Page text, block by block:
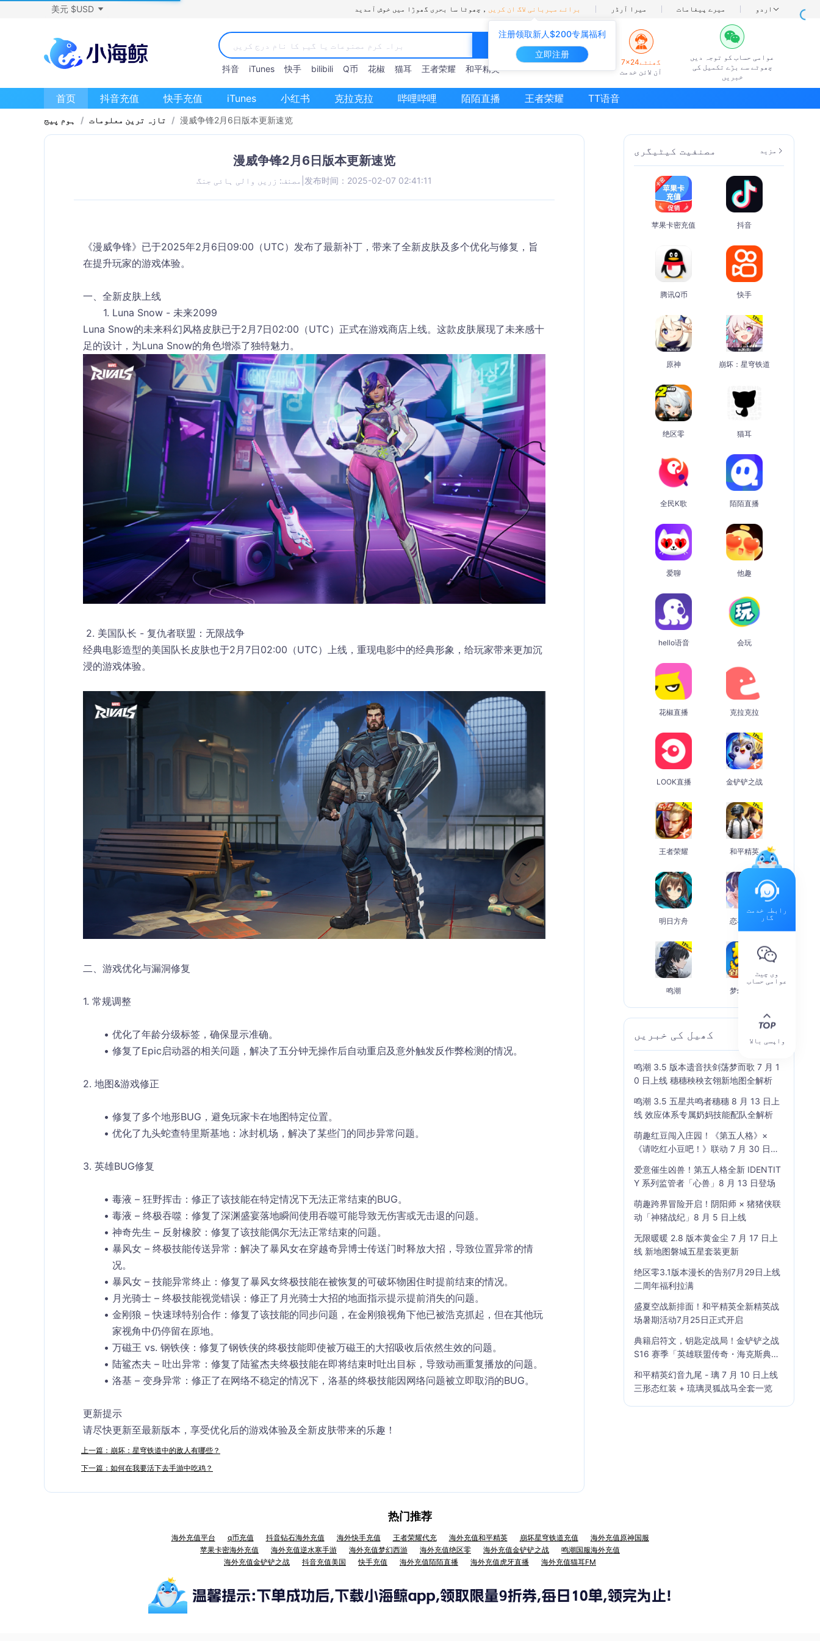
注册领取新人$200专属福利
立即注册
美元 $USD چھوٹا سا بحری گھوڑا میں خوش آمدید， برائے مہربانی لاگ ان کریں میرا آرڈر میرے پیغامات اردو
抖音 iTunes 快手 bilibili Q币 花椒 猫耳 王者荣耀 和平精英
7×24گھنٹے
آن لائن خدمت
عوامی حساب کو توجہ دیں
چھوٹے سے بڑے تکمیل کی
خبریں
首页 抖音充值 快手充值 iTunes 小红书 克拉克拉 哔哩哔哩 陌陌直播 王者荣耀 TT语音
ہوم پیج / تازہ ترین معلومات / 漫威争锋2月6日版本更新速览
漫威争锋2月6日版本更新速览
مصنف: زریں والی ہائی جنگ 发布时间：2025-02-07 02:41:11
《漫威争锋》已于2025年2月6日09:00（UTC）发布了最新补丁，带来了全新皮肤及多个优化与修复，旨
在提升玩家的游戏体验。
一、全新皮肤上线
Luna Snow - 未来2099
Luna Snow的未来科幻风格皮肤已于2月7日02:00（UTC）正式在游戏商店上线。这款皮肤展现了未来感十
足的设计，为Luna Snow的角色增添了独特魅力。
2. 美国队长 - 复仇者联盟：无限战争
经典电影造型的美国队长皮肤也于2月7日02:00（UTC）上线，重现电影中的经典形象，给玩家带来更加沉
浸的游戏体验。
二、游戏优化与漏洞修复
1. 常规调整
优化了年龄分级标签，确保显示准确。
修复了Epic启动器的相关问题，解决了五分钟无操作后自动重启及意外触发反作弊检测的情况。
2. 地图&游戏修正
修复了多个地形BUG，避免玩家卡在地图特定位置。
优化了九头蛇查特里斯基地：冰封机场，解决了某些门的同步异常问题。
3. 英雄BUG修复
毒液 – 狂野挥击：修正了该技能在特定情况下无法正常结束的BUG。
毒液 – 终极吞噬 ：修复了深渊盛宴落地瞬间使用吞噬可能导致无伤害或无击退的问题。
神奇先生 – 反射橡胶：修复了该技能偶尔无法正常结束的问题。
暴风女 – 终极技能传送异常 ：解决了暴风女在穿越奇异博士传送门时释放大招，导致位置异常的情
况。
暴风女 – 技能异常终止 ：修复了暴风女终极技能在被恢复的可破坏物困住时提前结束的情况。
月光骑士 – 终极技能视觉错误：修正了月光骑士大招的地面指示提示提前消失的问题。
金刚狼 – 快速球特别合作：修复了该技能的同步问题，在金刚狼视角下他已被浩克抓起，但在其他玩
家视角中仍停留在原地。
万磁王 vs. 钢铁侠：修复了钢铁侠的终极技能即使被万磁王的大招吸收后依然生效的问题。
陆鲨杰夫 – 吐出异常 ：修复了陆鲨杰夫终极技能在即将结束时吐出目标，导致动画重复播放的问题。
洛基 – 变身异常 ：修正了在网络不稳定的情况下，洛基的终极技能因网络问题被立即取消的BUG。
更新提示
请尽快更新至最新版本，享受优化后的游戏体验及全新皮肤带来的乐趣！
上一篇：崩坏：星穹铁道中的敌人有哪些？
下一篇：如何在我要活下去手游中吃鸡？
مصنفیت کیٹیگری مزید
苹果卡密充值 抖音
腾讯Q币 快手
原神 崩坏：星穹铁道
绝区零 猫耳
全民K歌 陌陌直播
爱聊 他趣
hello语音 会玩
花椒直播 克拉克拉
LOOK直播 金铲铲之战
王者荣耀 和平精英
明日方舟 恋与深空
鸣潮 梦幻西游
کھیل کی خبریں
鸣潮 3.5 版本遗音扶剑荡梦而歌 7 月 1
0 日上线 穗穗秧秧玄翎新地图全解析
鸣潮 3.5 五星共鸣者穗穗 8 月 13 日上
线 效应体系专属奶妈技能配队全解析
萌趣红豆闯入庄园！《第五人格》×
《请吃红小豆吧！》联动 7 月 30 日开
爱意催生凶兽！第五人格全新 IDENTIT
Y 系列监管者「心兽」8 月 13 日登场
萌趣跨界冒险开启！阴阳师 × 猪猪侠联
动「神猪战纪」8 月 5 日上线
无限暖暖 2.8 版本黄金尘 7 月 17 日上
线 新地图磐城五星套装更新
绝区零3.1版本漫长的告别7月29日上线
二周年福利拉满
盛夏空战新排面！和平精英全新精英战
场暑期活动7月25日正式开启
典籍启符文，钥匙定战局！金铲铲之战
S16 赛季「英雄联盟传奇・海克斯典
和平精英幻音九尾 - 璃 7 月 10 日上线
三形态红装 + 琉璃灵狐战马全套一览
热门推荐
海外充值平台 q币充值 抖音钻石海外充值 海外快手充值 王者荣耀代充 海外充值和平精英 崩坏星穹铁道充值
海外充值原神国服
苹果卡密海外充值
海外充值逆水寒手游 海外充值梦幻西游 海外充值绝区零 海外充值金铲铲之战
鸣潮国服海外充值
海外充值金铲铲之战
抖音充值美国 快手充值 海外充值陌陌直播 海外充值虎牙直播 海外充值猫耳FM
رابطہ خدمت
گار
وی چیٹ
عوامی حساب
واپسی بالا